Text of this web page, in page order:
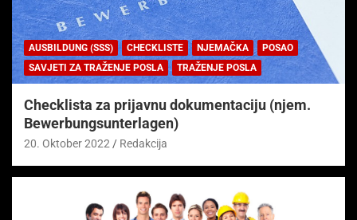
AUSBILDUNG (SSS) CHECKLISTE NJEMAČKA
POSAO
SAVJETI ZA TRAŽENJE POSLA
TRAŽENJE POSLA
Checklista za prijavnu dokumentaciju (njem.
Bewerbungsunterlagen)
20. Oktober 2022 Redakcija